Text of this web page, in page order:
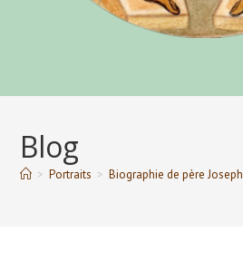
Blog
> Portraits > Biographie de père Joseph